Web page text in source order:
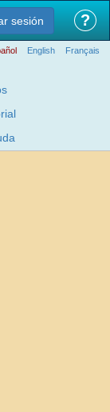
sesión ?
English Français